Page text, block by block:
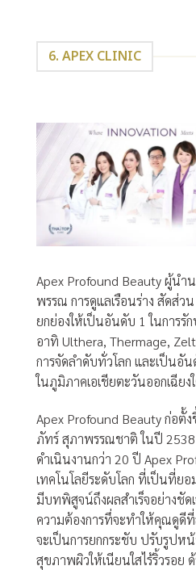
6. APEX CLINIC
Apex Profound Beauty ผู้นำ
พรรณ การดูแลเรือนร่าง สัดส่ว
ยกย่องให้เป็นอันดับ 1 ในการรั
อาทิ Ulthera, Thermage,
การจัดลำดับทั่วโลก และเป็นอั
ในภูมิภาคเอเชียตะวันออกเฉีย
Apex Profound Beauty ก่อ
ภัทร์ สุภาพรรณชาติ ในปี 2538
ดำเนินงานกว่า 20 ปี Apex
เทคโนโลยีระดับโลก ที่เป็นที่ย
มีบทพิสูจน์ถึงผลสำเร็จอย่างชั
ความต้องการทึ่จะทำให้คุณดูดี
จะเป็นการยกกระชับ ปรับรูปห
สุขภาพผิวให้เนียนใสไร้ริ้วรอย